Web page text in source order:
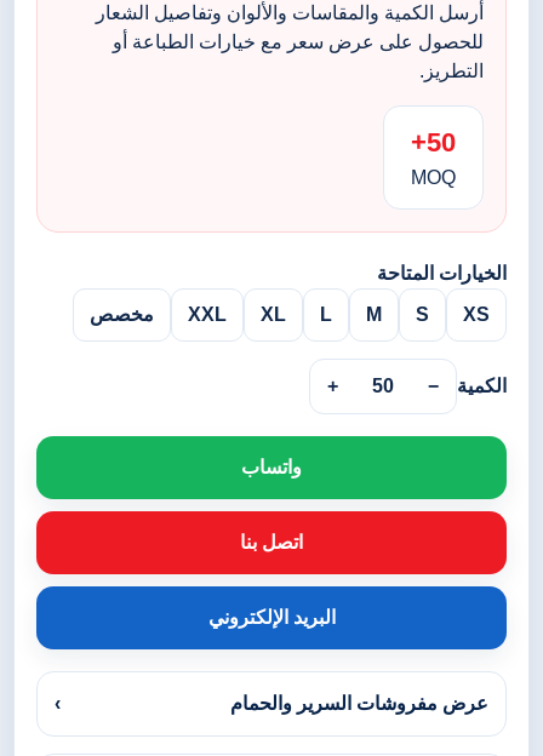
أرسل الكمية والمقاسات والألوان وتفاصيل الشعار
للحصول على عرض سعر مع خيارات الطباعة أو
التطريز.
50+
MOQ
الخيارات المتاحة
XS
S
M
L
XL
XXL مخصص
الكمية −
50
+
واتساب
اتصل بنا
البريد الإلكتروني
عرض مفروشات السرير والحمام ›